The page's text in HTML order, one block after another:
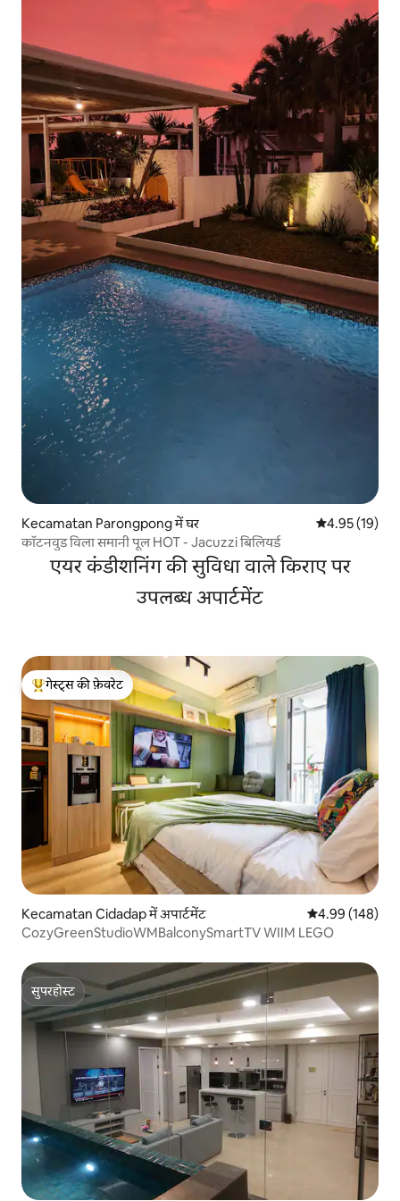
Kecamatan Parongpong में घर औसत रेटिंग 5 में
4.95 (19)
कॉटनवुड विला समानी पूल HOT - Jacuzzi बिलियर्ड
एयर कंडीशनिंग की सुविधा वाले किराए पर
उपलब्ध अपार्टमेंट
गेस्ट्स का टॉप फ़ेवरेट
गेस्ट्स की फ़ेवरेट
Kecamatan Cidadap में अपार्टमेंट औसत रेटिंग 5 में से
4.99 (148)
CozyGreenStudioWMBalconySmartTV WIIM LEGO
सुपरहोस्ट
सुपरहोस्ट